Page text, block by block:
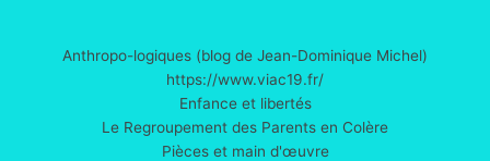
Anthropo-logiques (blog de Jean-Dominique Michel)
https://www.viac19.fr/
Enfance et libertés
Le Regroupement des Parents en Colère
Pièces et main d'œuvre